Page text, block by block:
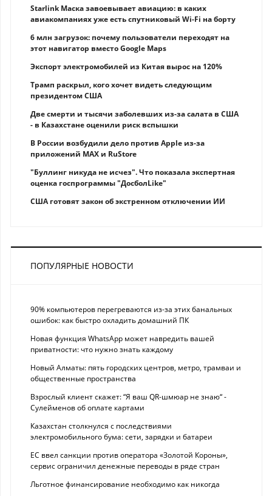
Starlink Маска завоевывает авиацию: в каких
авиакомпаниях уже есть спутниковый Wi-Fi на борту
6 млн загрузок: почему пользователи переходят на
этот навигатор вместо Google Maps
Экспорт электромобилей из Китая вырос на 120%
Трамп раскрыл, кого хочет видеть следующим
президентом США
Две смерти и тысячи заболевших из-за салата в США
- в Казахстане оценили риск вспышки
В России возбудили дело против Apple из-за
приложений MAX и RuStore
"Буллинг никуда не исчез". Что показала экспертная
оценка госпрограммы "ДосболLike"
США готовят закон об экстренном отключении ИИ
ПОПУЛЯРНЫЕ НОВОСТИ
90% компьютеров перегреваются из-за этих банальных
ошибок: как быстро охладить домашний ПК
Новая функция WhatsApp может навредить вашей
приватности: что нужно знать каждому
Новый Алматы: пять городских центров, метро, трамваи и
общественные пространства
Взрослый клиент скажет: “Я ваш QR-шмюар не знаю“ -
Сулейменов об оплате картами
Казахстан столкнулся с последствиями
электромобильного бума: сети, зарядки и батареи
ЕС ввел санкции против оператора «Золотой Короны»,
сервис ограничил денежные переводы в ряде стран
Льготное финансирование необходимо как никогда